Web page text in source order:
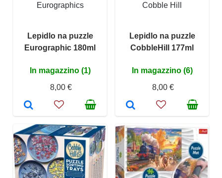
Eurographics
Lepidlo na puzzle
Eurographic 180ml
In magazzino (1)
8,00 €
Cobble Hill
Lepidlo na puzzle
CobbleHill 177ml
In magazzino (6)
8,00 €